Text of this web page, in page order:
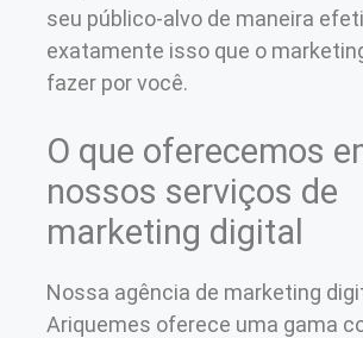
seu público-alvo de maneira
exatamente isso que o
fazer por você.
O que oferecemos
nossos serviços de
marketing digital
Nossa agência de marketing
Ariquemes oferece uma gama